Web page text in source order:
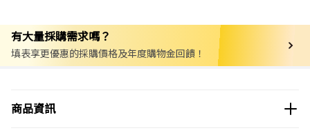
有大量採購需求嗎？
填表享更優惠的採購價格及年度購物金回饋！
商品資訊
商品分類